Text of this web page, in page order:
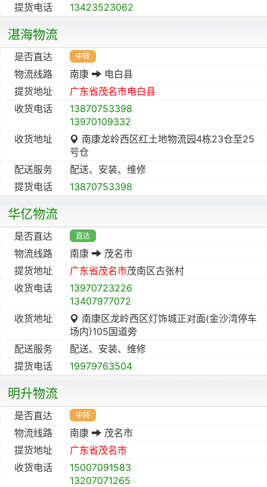
提货电话
13423523062
湛海物流
是否直达 中转
物流线路 南康
电白县
提货地址
广东省茂名市电白县
收货电话
13870753398
13970109332
收货地址
南康龙岭西区红土地物流园4栋23仓至25
号仓
配送服务
配送、安装、维修
提货电话
13870753398
华亿物流
是否直达 直达
物流线路 南康
茂名市
提货地址
广东省茂名市茂南区古张村
收货电话
13970723226
13407977072
收货地址
南康区龙岭西区灯饰城正对面(金沙湾停车
场内)105国道旁
配送服务
配送、安装、维修
提货电话
19979763504
明升物流
是否直达 中转
物流线路 南康
茂名市
提货地址
广东省茂名市
收货电话
15007091583
13207071265